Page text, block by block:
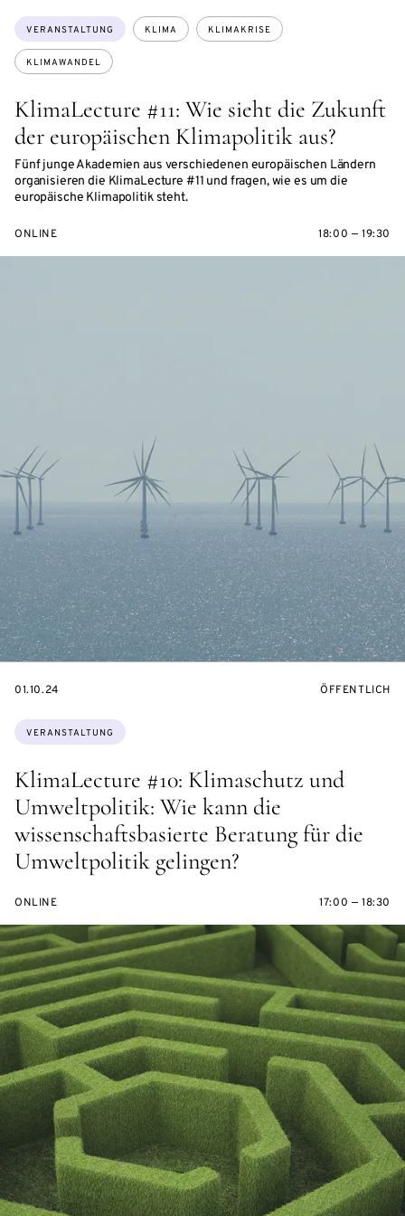
KlimaLecture #11: Wie sieht die Zukunft
der europäischen Klimapolitik aus?
Fünf junge Akademien aus verschiedenen europäischen Ländern
organisieren die KlimaLecture #11 und fragen, wie es um die
europäische Klimapolitik steht.
Themen:
VERANSTALTUNG KLIMA KLIMAKRISE
KLIMAWANDEL
ONLINE 18:00 — 19:30
KlimaLecture #10: Klimaschutz und
Umweltpolitik: Wie kann die
wissenschaftsbasierte Beratung für die
Umweltpolitik gelingen?
Themen:
VERANSTALTUNG
EVENTBEGINSON
01.10.24 ÖFFENTLICH
ONLINE 17:00 — 18:30